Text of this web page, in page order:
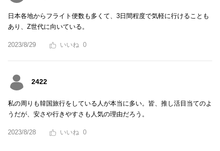
日本各地からフライト便数も多くて、3日間程度で気軽に行けることも
あり、Z世代に向いている。
2023/8/29 0
2422
私の周りも韓国旅行をしている人が本当に多い。皆、推し活目当てのよ
うだが、安さや行きやすさも人気の理由だろう。
2023/8/28 0